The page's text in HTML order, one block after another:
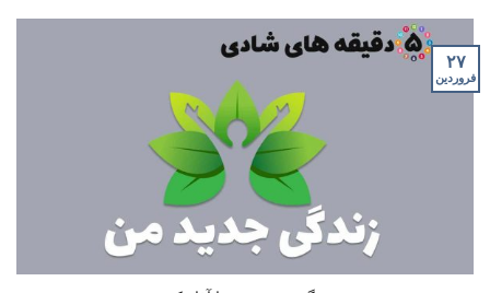
۲۷
فروردین